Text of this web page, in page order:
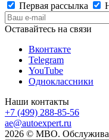
Первая рассылка
Оставайтесь на связи
Вконтакте
Telegram
YouTube
Одноклассники
Наши контакты
+7 (499) 288-85-56
ae@autoexpert.ru
2026 © МВО.